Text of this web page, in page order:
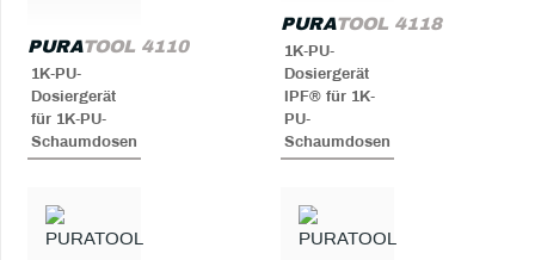
PURATOOL 4110
1K-PU-
Dosiergerät
für 1K-PU-
Schaumdosen
PURATOOL 4118
1K-PU-
Dosiergerät
IPF® für 1K-
PU-
Schaumdosen